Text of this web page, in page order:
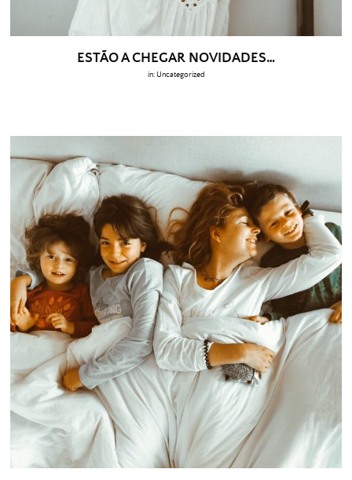
ESTÃO A CHEGAR NOVIDADES…
in: Uncategorized